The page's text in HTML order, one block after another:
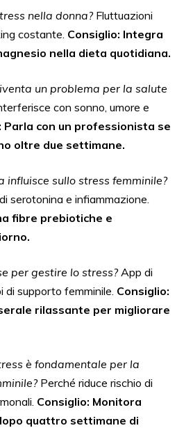
nella donna?Fluttuazioni
costante. Consiglio: Integra
nella dieta quotidiana.
un problema per la salute
con sonno, umore e
Parla con un professionista se
oltre due settimane.
influisce sullo stress femminile?
serotonina e infiammazione.
fibre prebiotiche e
per gestire lo stress?App di
di supporto femminile. Consiglio:
rilassante per migliorare
è fondamentale per la
Perché riduce rischio di
Consiglio: Monitora
quattro settimane di